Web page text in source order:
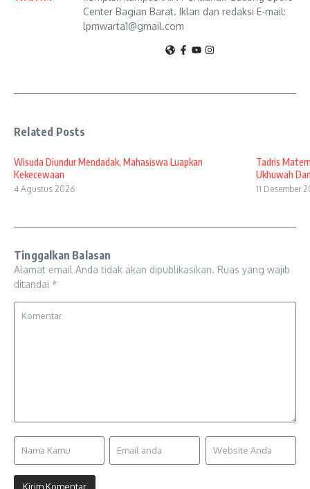
Center Bagian Barat. Iklan dan redaksi E-mail:
lpmwarta1@gmail.com
Related Posts
Wisuda Diundur Mendadak, Mahasiswa Luapkan
Kekecewaan
4 Agustus 2026
Tadris
Ukhuwah
11 Desember
Tinggalkan Balasan
Alamat email Anda tidak akan dipublikasikan. Ruas yang wajib
ditandai *